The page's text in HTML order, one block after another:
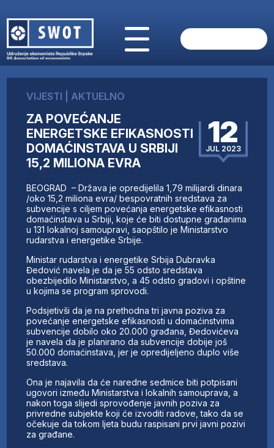
O NAMA
AKTUELNO
ANALIZE
KOMPANIJE
FINANSIJE
IZ STRANIH MEDIJA
AKTIVNOSTI
SWOT INTERVJU
UČLANI SE
VIJESTI AKTUELNO
ZA POVEĆANJE
ENERGETSKE EFIKASNOSTI
DOMAĆINSTAVA U SRBIJI
15,2 MILIONA EVRA
12
JUL 2023
BEOGRAD – Država je opredijelila 1,79 milijardi dinara
/oko 15,2 miliona evra/ bespovratnih sredstava za
subvencije s ciljem povećanja energetske efikasnosti
domaćinstava u Srbiji, koje će biti dostupne građanima
u 131 lokalnoj samoupravi, saopštilo je Ministarstvo
rudarstva i energetike Srbije.
Ministar rudarstva i energetike Srbija Dubravka
Đedović navela je da je 55 odsto sredstava
obezbijedilo Ministarstvo, a 45 odsto gradovi i opštine
u kojima se program sprovodi.
Podsjetivši da je na prethodna tri javna poziva za
povećanje energetske efikasnosti u domaćinstvima
subvencije dobilo oko 20.000 građana, Đedovićeva
je navela da je planirano da subvencije dobije još
50.000 domaćinstava, jer je opredijeljeno duplo više
sredstava.
Ona je najavila da će naredne sedmice biti potpisani
ugovori između Ministarstva i lokalnih samouprava, a
nakon toga slijedi sprovođenje javnih poziva za
privredne subjekte koji će izvoditi radove, tako da se
očekuje da tokom ljeta budu raspisani prvi javni pozivi
za građane.